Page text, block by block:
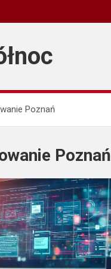
Poznań
Poznań